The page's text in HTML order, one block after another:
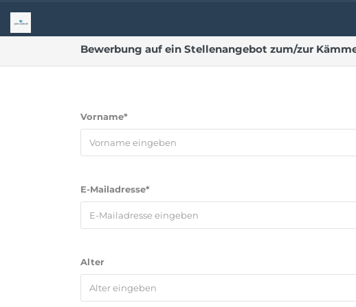
Bewerbung auf ein Stellenangebot zum/zur
Vorname*
E-Mailadresse*
Alter